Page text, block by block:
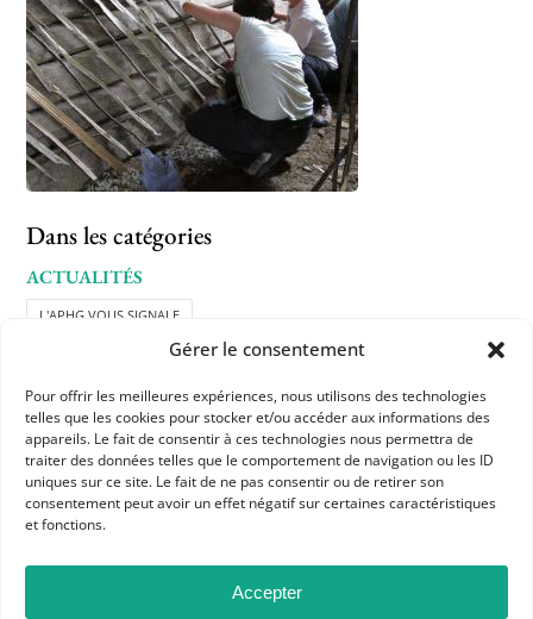
Gérer le consentement
Pour offrir les meilleures expériences, nous utilisons des technologies
telles que les cookies pour stocker et/ou accéder aux informations des
appareils. Le fait de consentir à ces technologies nous permettra de
traiter des données telles que le comportement de navigation ou les ID
uniques sur ce site. Le fait de ne pas consentir ou de retirer son
consentement peut avoir un effet négatif sur certaines caractéristiques
et fonctions.
Accepter
Dans les catégories
ACTUALITÉS
L'APHG VOUS SIGNALE
APHG
Association des professeurs d'histoire et géographie